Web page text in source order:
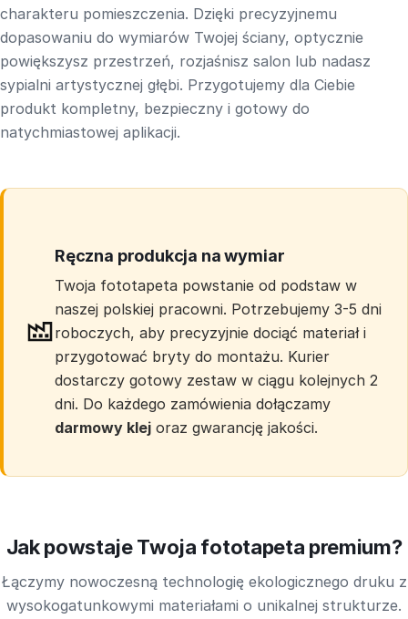
charakteru pomieszczenia. Dzięki precyzyjnemu
dopasowaniu do wymiarów Twojej ściany, optycznie
powiększysz przestrzeń, rozjaśnisz salon lub nadasz
sypialni artystycznej głębi. Przygotujemy dla Ciebie
produkt kompletny, bezpieczny i gotowy do
natychmiastowej aplikacji.
Ręczna produkcja na wymiar
Twoja fototapeta powstanie od podstaw w
naszej polskiej pracowni. Potrzebujemy 3-5 dni
roboczych, aby precyzyjnie dociąć materiał i
przygotować bryty do montażu. Kurier
dostarczy gotowy zestaw w ciągu kolejnych 2
dni. Do każdego zamówienia dołączamy
darmowy klej oraz gwarancję jakości.
Jak powstaje Twoja fototapeta premium?
Łączymy nowoczesną technologię ekologicznego druku z
wysokogatunkowymi materiałami o unikalnej strukturze.